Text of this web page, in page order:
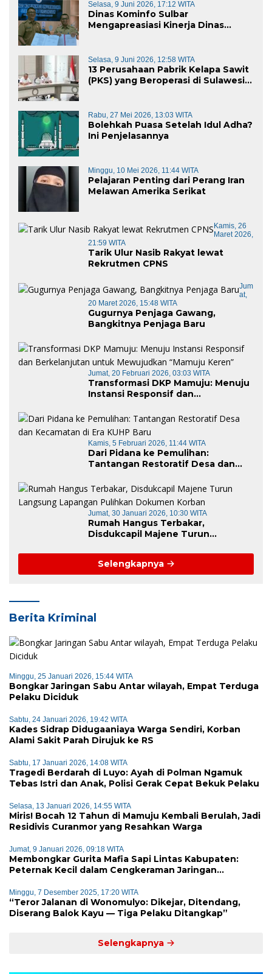
Selasa, 9 Juni 2026, 17:12 WITA
Dinas Kominfo Sulbar
Mengapreasiasi Kinerja Dinas
Selasa, 9 Juni 2026, 12:58 WITA
13 Perusahaan Pabrik Kelapa Sawit
(PKS) yang Beroperasi di Sulawesi
Rabu, 27 Mei 2026, 13:03 WITA
Bolehkah Puasa Setelah Idul Adha?
Ini Penjelasannya
Minggu, 10 Mei 2026, 11:44 WITA
Pelajaran Penting dari Perang Iran
Melawan Amerika Serikat
Kamis, 26
Maret 2026,
21:59 WITA
Tarik Ulur Nasib Rakyat lewat
Rekrutmen CPNS
Jum
At,
20 Maret 2026, 15:48 WITA
Gugurnya Penjaga Gawang,
Bangkitnya Penjaga Baru
Jumat, 20 Februari 2026, 03:03 WITA
Transformasi DKP Mamuju: Menuju
Instansi Responsif dan
“Mamuju Keren”
Kamis, 5 Februari 2026, 11:44 WITA
Dari Pidana ke Pemulihan:
Tantangan Restoratif Desa dan
Jumat, 30 Januari 2026, 10:30 WITA
Rumah Hangus Terbakar,
Disdukcapil Majene Turun
Dokumen Korban
Selengkapnya
Berita Kriminal
Minggu, 25 Januari 2026, 15:44 WITA
Bongkar Jaringan Sabu Antar wilayah, Empat Terduga
Pelaku Diciduk
Sabtu, 24 Januari 2026, 19:42 WITA
Kades Sidrap Didugaaniaya Warga Sendiri, Korban
Alami Sakit Parah Dirujuk ke RS
Sabtu, 17 Januari 2026, 14:08 WITA
Tragedi Berdarah di Luyo: Ayah di Polman Ngamuk
Tebas Istri dan Anak, Polisi Gerak Cepat Bekuk Pelaku
Selasa, 13 Januari 2026, 14:55 WITA
Miris! Bocah 12 Tahun di Mamuju Kembali Berulah, Jadi
Residivis Curanmor yang Resahkan Warga
Jumat, 9 Januari 2026, 09:18 WITA
Membongkar Gurita Mafia Sapi Lintas Kabupaten:
Peternak Kecil dalam Cengkeraman Jaringan
Minggu, 7 Desember 2025, 17:20 WITA
“Teror Jalanan di Wonomulyo: Dikejar, Ditendang,
Diserang Balok Kayu — Tiga Pelaku Ditangkap”
Selengkapnya